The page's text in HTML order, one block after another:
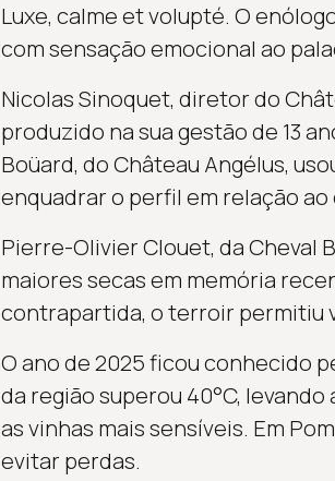
Luxe, calme et volupté. O
com sensação emocional ao
Nicolas Sinoquet, diretor do
produzido na sua gestão de 13
Boüard, do Château Angélus,
enquadrar o perfil em relação ao
Pierre-Olivier Clouet, da Cheval
maiores secas em memória
contrapartida, o terroir permitiu
O ano de 2025 ficou conhecido
da região superou 40°C,
as vinhas mais sensíveis. Em
evitar perdas.